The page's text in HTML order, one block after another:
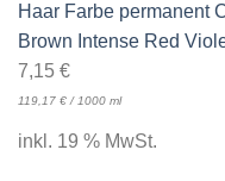
Haar Farbe permanent
Brown Intense Red
7,15 €
119,17 € / 1000 ml
inkl. 19 % MwSt.